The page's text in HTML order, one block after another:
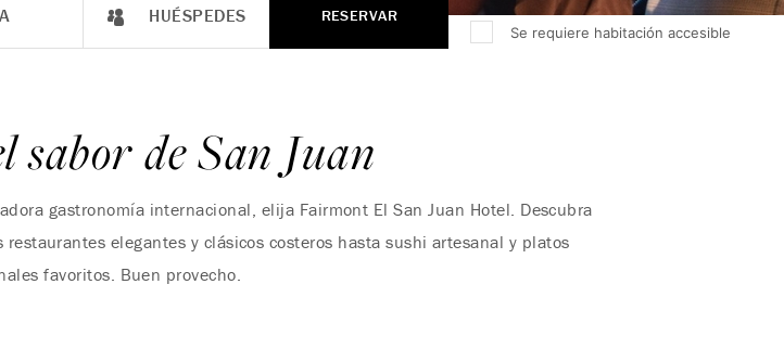
HUÉSPEDES
Se requiere habitación accesible
RESERVAR
sabor de San Juan
gastronomía internacional, elija Fairmont El San Juan Hotel. Descubra
elegantes y clásicos costeros hasta sushi artesanal y platos
favoritos. Buen provecho.